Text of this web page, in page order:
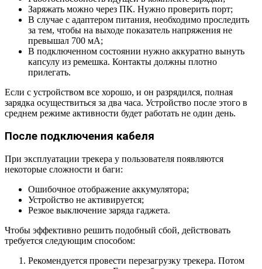
Заряжать можно через ПК. Нужно проверить порт;
В случае с адаптером питания, необходимо проследить
за тем, чтобы на выходе показатель напряжения не
превышал 700 мА;
В подключенном состоянии нужно аккуратно вынуть
капсулу из ремешка. Контакты должны плотно
прилегать.
Если с устройством все хорошо, и он разрядился, полная
зарядка осуществиться за два часа. Устройство после этого в
среднем режиме активности будет работать не один день.
После подключения кабеля
При эксплуатации трекера у пользователя появляются
некоторые сложности и баги:
Ошибочное отображение аккумулятора;
Устройство не активируется;
Резкое выключение заряда гаджета.
Чтобы эффективно решить подобный сбой, действовать
требуется следующим способом:
Рекомендуется провести перезагрузку трекера. Потом